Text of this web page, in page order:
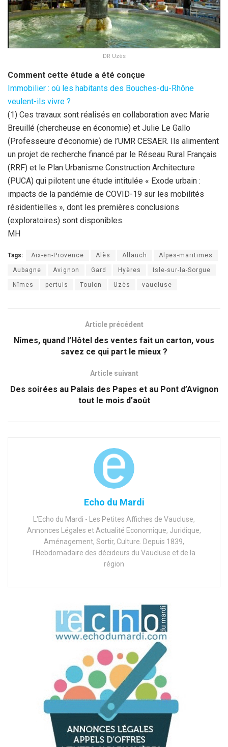
DR Uzès
Comment cette étude a été conçue
Immobilier : où les habitants des Bouches-du-Rhône
veulent-ils vivre ?
(1) Ces travaux sont réalisés en collaboration avec Marie
Breuillé (chercheuse en économie) et Julie Le Gallo
(Professeure d’économie) de l’UMR CESAER. Ils alimentent
un projet de recherche financé par le Réseau Rural Français
(RRF) et le Plan Urbanisme Construction Architecture
(PUCA) qui pilotent une étude intitulée « Exode urbain :
impacts de la pandémie de COVID-19 sur les mobilités
résidentielles », dont les premières conclusions
(exploratoires) sont disponibles.
MH
Tags: Aix-en-Provence Alès Allauch Alpes-maritimes
Aubagne Avignon Gard Hyères Isle-sur-la-Sorgue
Nîmes pertuis Toulon Uzès vaucluse
Article précédent
Nîmes, quand l’Hôtel des ventes fait un carton, vous
savez ce qui part le mieux ?
Article suivant
Des soirées au Palais des Papes et au Pont d’Avignon
tout le mois d’août
Echo du Mardi
L'Echo du Mardi - Les Petites Affiches de Vaucluse,
Annonces Légales et Actualité Economique, Juridique,
Aménagement, Sortir, Culture. Depuis 1839,
l'Hebdomadaire des décideurs du Vaucluse et de la
région